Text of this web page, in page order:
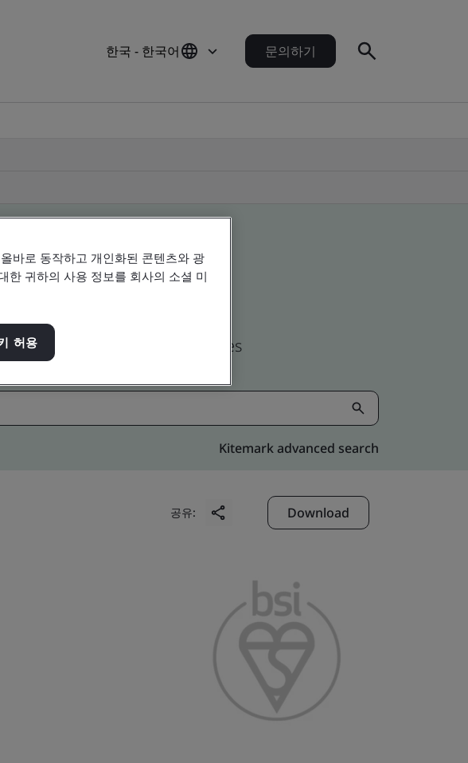
한국 - 한국어 문의하기
Korean and global companies
Kitemark advanced search
공유: Download
바로 동작하고 개인화된 콘텐츠와 광
한 귀하의 사용 정보를 회사의 소셜 미
허용